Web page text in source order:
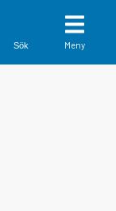
Sök Meny